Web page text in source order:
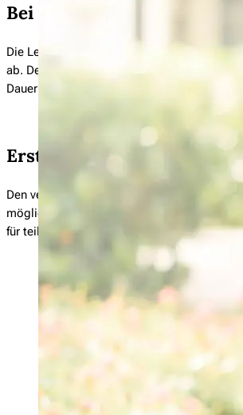
Bei Pflegebedürftigkeit auf
Die Leistungen der gesetzlichen
ab. Der Versicherer übernimmt einen
Dauer Ihrer Pflegebedürftigkeit, je nach
Erstattet wird ein hoher
Den vereinbarten Prozentsatz Ihrer
mögliche Erstattung pro Kalenderjahr ist je
für teil- oder vollstationäre Versorgung in